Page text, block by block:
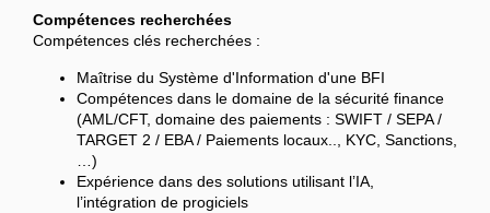
Compétences recherchées
Compétences clés recherchées :
Maîtrise du Système d'Information d'une BFI
Compétences dans le domaine de la sécurité finance
(AML/CFT, domaine des paiements : SWIFT / SEPA /
TARGET 2 / EBA / Paiements locaux.., KYC, Sanctions,
…)
Expérience dans des solutions utilisant l’IA,
l’intégration de progiciels